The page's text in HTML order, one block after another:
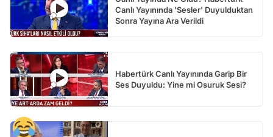
Canlı Yayınında 'Sesler' Duyulduktan
Sonra Yayına Ara Verildi
Habertürk Canlı Yayınında Garip Bir
Ses Duyuldu: Yine mi Osuruk Sesi?